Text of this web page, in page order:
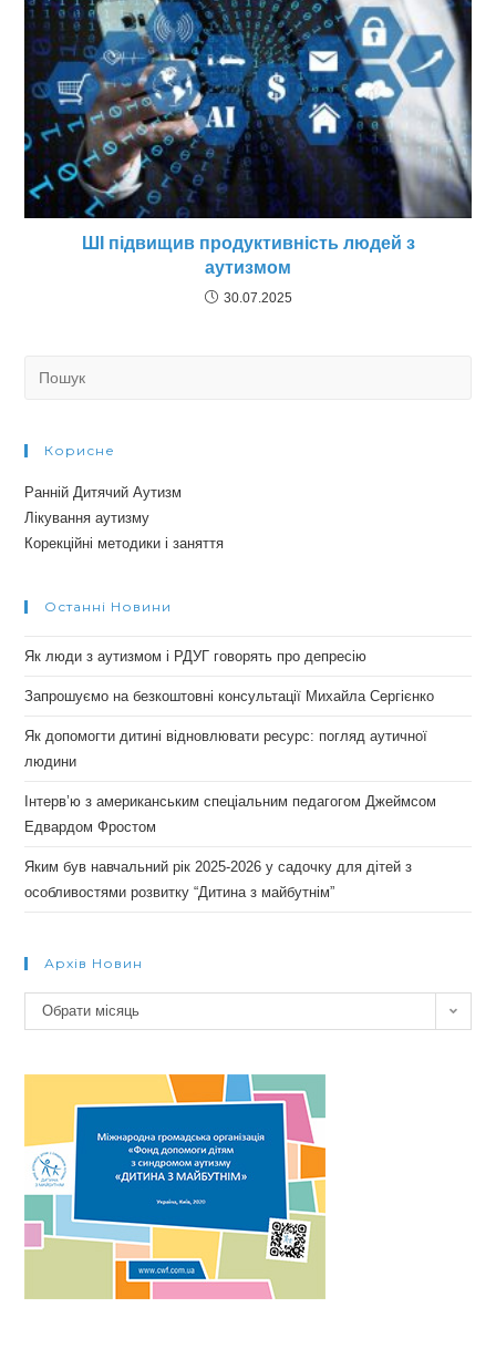
ШІ підвищив продуктивність людей з
аутизмом
30.07.2025
Корисне
Ранній Дитячий Аутизм
Лікування аутизму
Корекційні методики і заняття
Останні Новини
Як люди з аутизмом і РДУГ говорять про депресію
Запрошуємо на безкоштовні консультації Михайла Сергієнко
Як допомогти дитині відновлювати ресурс: погляд аутичної
людини
Інтерв’ю з американським спеціальним педагогом Джеймсом
Едвардом Фростом
Яким був навчальний рік 2025-2026 у садочку для дітей з
особливостями розвитку “Дитина з майбутнім”
Архів Новин
Архів
новин
Обрати місяць